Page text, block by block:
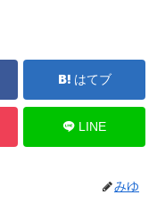
はてブ
LINE
みゆ